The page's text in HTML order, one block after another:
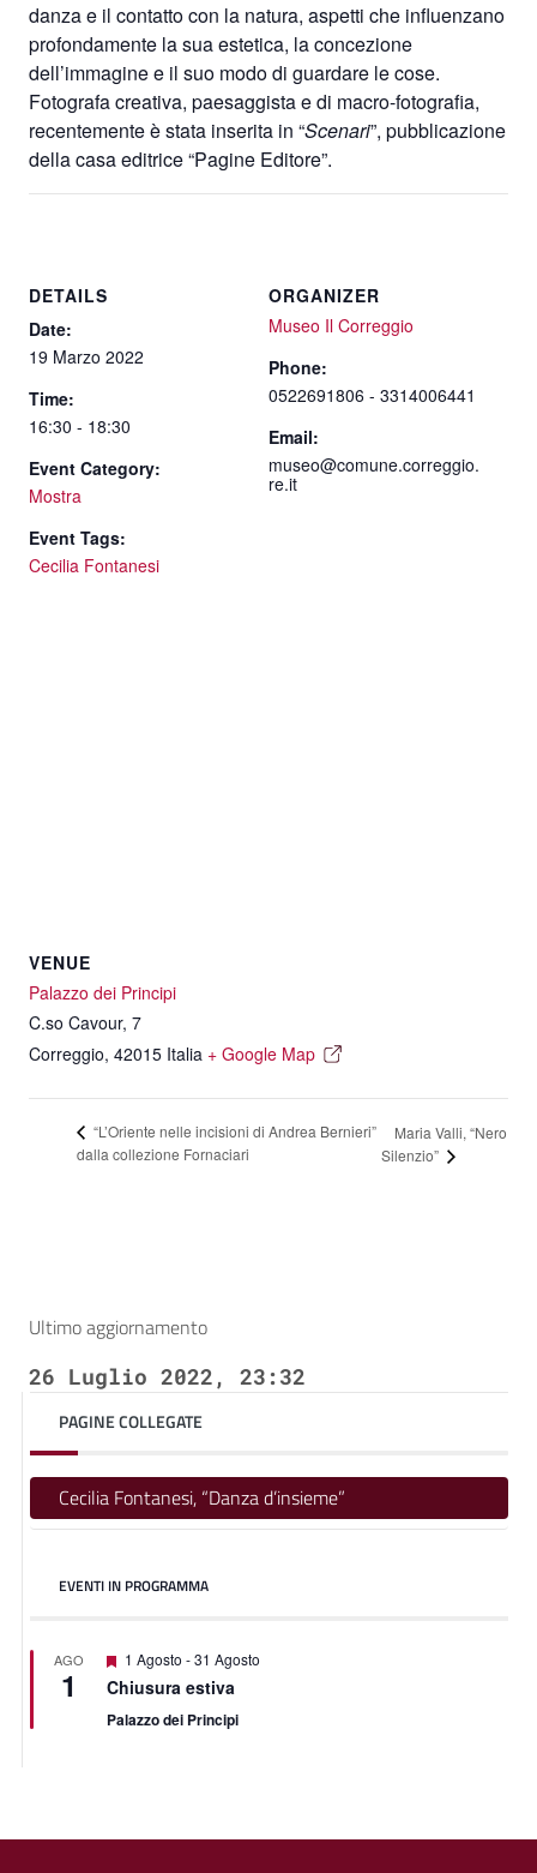
danza e il contatto con la natura, aspetti che influenzano
profondamente la sua estetica, la concezione
dell’immagine e il suo modo di guardare le cose.
Fotografa creativa, paesaggista e di macro-fotografia,
recentemente è stata inserita in “Scenari”, pubblicazione
della casa editrice “Pagine Editore”.
DETAILS
Date:
19 Marzo 2022
Time:
16:30 - 18:30
Event Category:
Mostra
Event Tags:
Cecilia Fontanesi
ORGANIZER
Museo Il Correggio
Phone:
0522691806 - 3314006441
Email:
museo@comune.correggio.
re.it
VENUE
Palazzo dei Principi
C.so Cavour, 7
Correggio, 42015 Italia + Google Map
“L’Oriente nelle incisioni di Andrea Bernieri”
dalla collezione Fornaciari
Maria Valli, “Nero
Silenzio”
Ultimo aggiornamento
26 Luglio 2022, 23:32
PAGINE COLLEGATE
Cecilia Fontanesi, “Danza d’insieme”
EVENTI IN PROGRAMMA
AGO
1
Featured
1 Agosto -31 Agosto
Chiusura estiva
Palazzo dei Principi